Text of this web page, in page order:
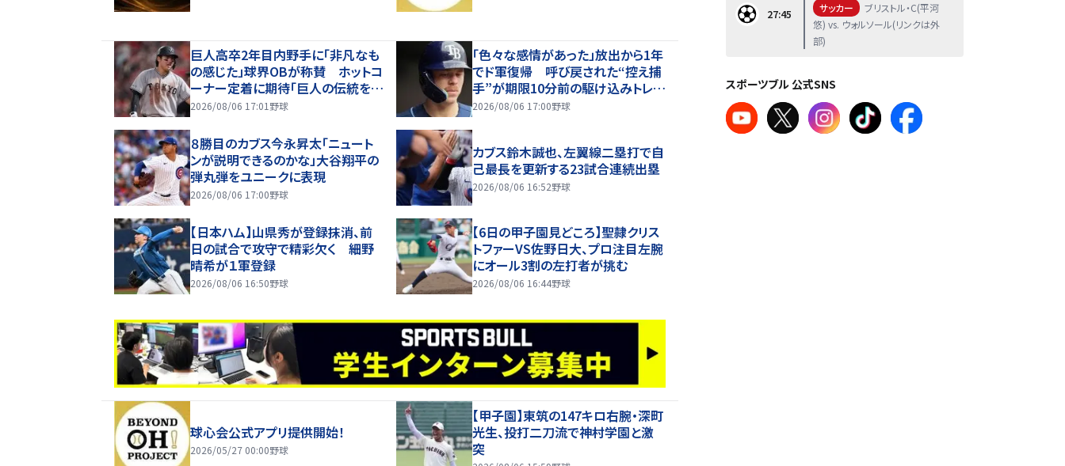
巨人高卒2年目内野手に「非凡なも
の感じた」球界OBが称賛 ホットコ
ーナー定着に期待「巨人の伝統を受
け継ぐような選手に育ててほしい」
2026/08/06 17:01野球
「色々な感情があった」放出から1年
でド軍復帰 呼び戻された“控え捕
手”が期限10分前の駆け込みトレー
ドに複雑胸中を吐露「ハッキリ言っ
2026/08/06 17:00野球
８勝目のカブス今永昇太「ニュート
ンが説明できるのかな」大谷翔平の
弾丸弾をユニークに表現
2026/08/06 17:00野球
カブス鈴木誠也、左翼線二塁打で自
己最長を更新する23試合連続出塁
2026/08/06 16:52野球
【日本ハム】山県秀が登録抹消、前
日の試合で攻守で精彩欠く 細野
晴希が１軍登録
2026/08/06 16:50野球
【6日の甲子園見どころ】聖隷クリス
トファーVS佐野日大、プロ注目左腕
にオール3割の左打者が挑む
2026/08/06 16:44野球
球心会公式アプリ提供開始！
2026/05/27 00:00野球
【甲子園】東筑の147キロ右腕・深町
光生、投打二刀流で神村学園と激
突
27:45 サッカー
ブリストル・C(平河
悠) vs. ウォルソール(リンクは外
部)
スポーツブル 公式SNS